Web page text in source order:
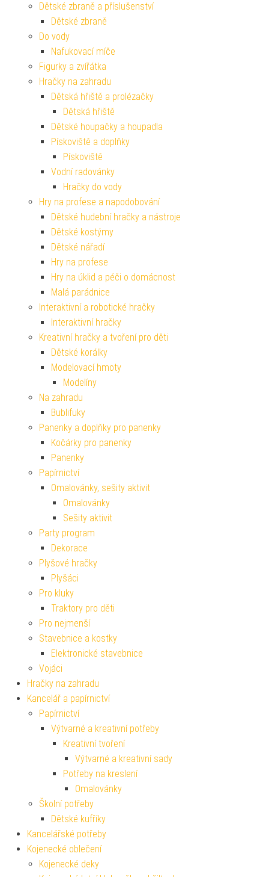
Dětské zbraně a příslušenství
Dětské zbraně
Do vody
Nafukovací míče
Figurky a zvířátka
Hračky na zahradu
Dětská hřiště a prolézačky
Dětská hřiště
Dětské houpačky a houpadla
Pískoviště a doplňky
Pískoviště
Vodní radovánky
Hračky do vody
Hry na profese a napodobování
Dětské hudební hračky a nástroje
Dětské kostýmy
Dětské nářadí
Hry na profese
Hry na úklid a péči o domácnost
Malá parádnice
Interaktivní a robotické hračky
Interaktivní hračky
Kreativní hračky a tvoření pro děti
Dětské korálky
Modelovací hmoty
Modelíny
Na zahradu
Bublifuky
Panenky a doplňky pro panenky
Kočárky pro panenky
Panenky
Papírnictví
Omalovánky, sešity aktivit
Omalovánky
Sešity aktivit
Party program
Dekorace
Plyšové hračky
Plyšáci
Pro kluky
Traktory pro děti
Pro nejmenší
Stavebnice a kostky
Elektronické stavebnice
Vojáci
Hračky na zahradu
Kancelář a papírnictví
Papírnictví
Výtvarné a kreativní potřeby
Kreativní tvoření
Výtvarné a kreativní sady
Potřeby na kreslení
Omalovánky
Školní potřeby
Dětské kufříky
Kancelářské potřeby
Kojenecké oblečení
Kojenecké deky